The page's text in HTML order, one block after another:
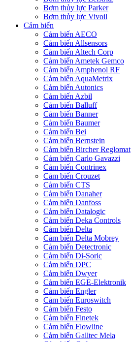
Bơm thủy lực Parker
Bơm thủy lực Vivoil
Cảm biến
Cảm biến AECO
Cảm biến Allsensors
Cảm biến Altech Corp
Cảm biến Ametek Gemco
Cảm biến Amphenol RF
Cảm biến AquaMetrix
Cảm biến Autonics
Cảm biến Azbil
Cảm biến Balluff
Cảm biến Banner
Cảm biến Baumer
Cảm biến Bei
Cảm biến Bernstein
Cảm biến Bircher Reglomat
Cảm biến Carlo Gavazzi
Cảm biến Contrinex
Cảm biến Crouzet
Cảm biến CTS
Cảm biến Danaher
Cảm biến Danfoss
Cảm biến Datalogic
Cảm biến Deka Controls
Cảm biến Delta
Cảm biến Delta Mobrey
Cảm biến Detectronic
Cảm biến Di-Soric
Cảm biến DPC
Cảm biến Dwyer
Cảm biến EGE-Elektronik
Cảm biến Engler
Cảm biến Euroswitch
Cảm biến Festo
Cảm biến Finetek
Cảm biến Flowline
Cảm biến Galltec Mela